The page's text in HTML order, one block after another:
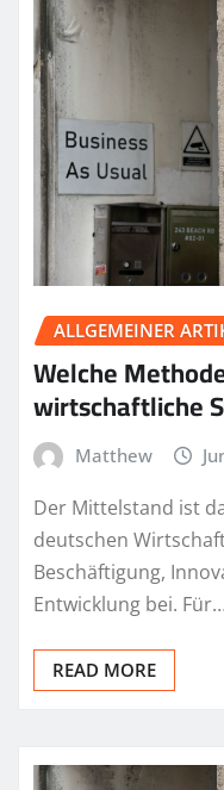
ALLGEMEINER
Welche
wirtschaftliche
Matthew
Der Mittelstand ist
deutschen
Beschäftigung,
Entwicklung bei. Für…
READ MORE